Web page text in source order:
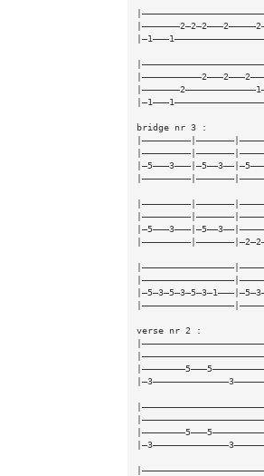
bridge nr 3 :
verse nr 2 :